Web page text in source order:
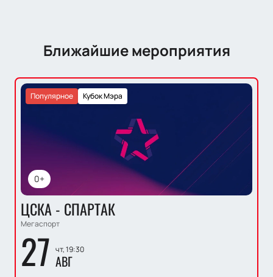
Ближайшие мероприятия
0+
Кубок Мэра
Популярное
ЦСКА - СПАРТАК
Мегаспорт
27 чт, 19:30
АВГ